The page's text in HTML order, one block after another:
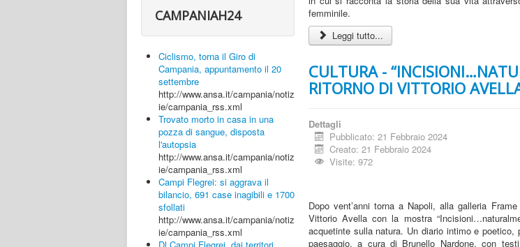
CAMPANIAH24
Ciclismo, torna il Giro di
Campania, appuntamento il 20
settembre
http://www.ansa.it/campania/notiz
ie/campania_rss.xml
Trovato morto in casa in una
pozza di sangue, disposta
l'autopsia
http://www.ansa.it/campania/notiz
ie/campania_rss.xml
Campi Flegrei: si aggrava il
bilancio, 691 case inagibili e 1700
sfollati
http://www.ansa.it/campania/notiz
ie/campania_rss.xml
femminile.
Leggi tutto...
CULTURA -
RITORNO DI VITTORIO
Dettagli
Pubblicato: 21 Febbraio 2024
Creato: 21 Febbraio 2024
Visite: 972
Dopo vent’anni torna a Napoli, alla galleria
Vittorio Avella con la mostra
acquetinte sulla natura. Un diario intimo e poetico,
paesaggio, a cura di Brunello Nardone, con